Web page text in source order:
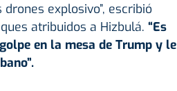
explosivo”, escribió
atribuidos a Hizbulá. “Es
en la mesa de Trump y le